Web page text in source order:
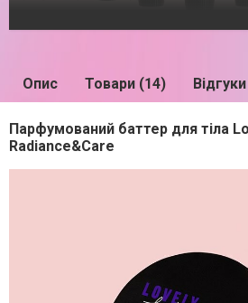
Опис Товари (14) Відгуки
Парфумований баттер для тіла
Radiance&Care